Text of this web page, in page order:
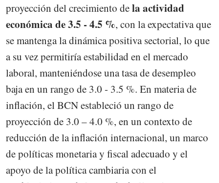
proyección del crecimiento dela actividad
económica de 3.5 - 4.5 %, con la expectativa que
se mantenga la dinámica positiva sectorial, lo que
a su vez permitiría estabilidad en el mercado
laboral, manteniéndose una tasa de desempleo
baja en un rango de 3.0 - 3.5 %. En materia de
inflación, el BCN estableció un rango de
proyección de 3.0 – 4.0 %, en un contexto de
reducción de la inflación internacional, un marco
de políticas monetaria y fiscal adecuado y el
apoyo de la política cambiaria con el